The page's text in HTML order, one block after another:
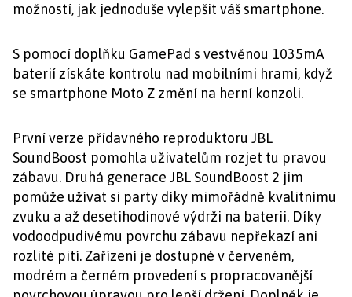
možností, jak jednoduše vylepšit váš smartphone.
S pomocí doplňku GamePad s vestvěnou 1035mA
baterií získáte kontrolu nad mobilními hrami, když
se smartphone Moto Z změní na herní konzoli.
První verze přídavného reproduktoru JBL
SoundBoost pomohla uživatelům rozjet tu pravou
zábavu. Druhá generace JBL SoundBoost 2 jim
pomůže užívat si party díky mimořádně kvalitnímu
zvuku a až desetihodinové výdrži na baterii. Díky
vodoodpudivému povrchu zábavu nepřekazí ani
rozlité pití. Zařízení je dostupné v červeném,
modrém a černém provedení s propracovanější